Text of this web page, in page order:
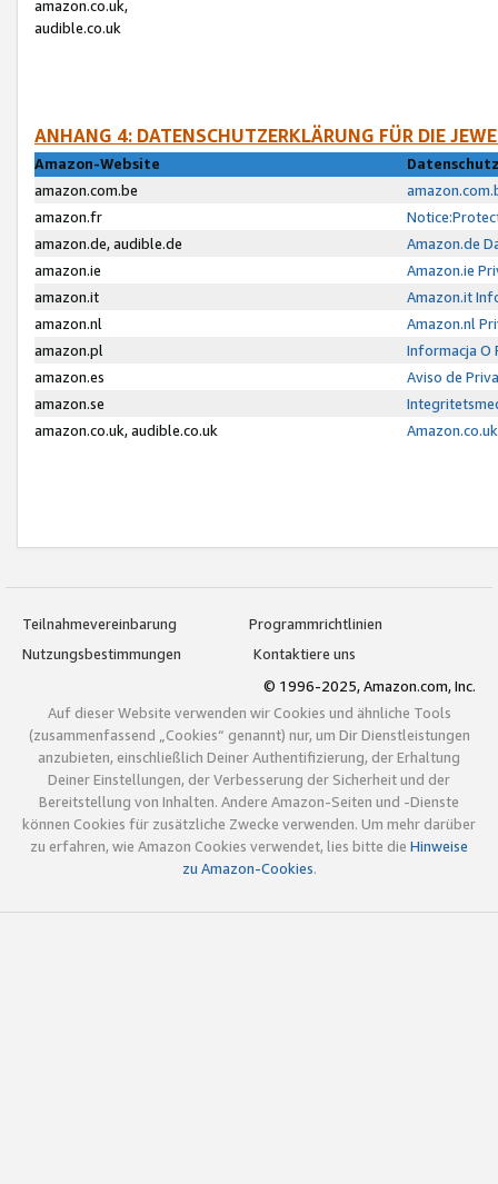
amazon.co.uk,
audible.co.uk
ANHANG 4: DATENSCHUTZERKLÄRUNG FÜR DIE
Amazon-Website
amazon.com.be
amazon.fr
amazon.de, audible.de
Amazon.de
amazon.ie
Amazon.ie
amazon.it
Amazon.it
amazon.nl
Amazon.nl
amazon.pl
Informacja O
amazon.es
Aviso de
amazon.se
amazon.co.uk, audible.co.uk
Teilnahmevereinbarung
Programmrichtlinien
Nutzungsbestimmungen
Kontaktiere uns
© 1996-2025, Amazon.com, Inc.
Auf dieser Website verwenden wir Cookies und ähnliche Tools
(zusammenfassend „Cookies“ genannt) nur, um Dir Dienstleistungen
anzubieten, einschließlich Deiner Authentifizierung, der Erhaltung
Deiner Einstellungen, der Verbesserung der Sicherheit und der
Bereitstellung von Inhalten. Andere Amazon-Seiten und -Dienste
können Cookies für zusätzliche Zwecke verwenden. Um mehr darüber
zu erfahren, wie Amazon Cookies verwendet, lies bitte die Hinweise
zu Amazon-Cookies.